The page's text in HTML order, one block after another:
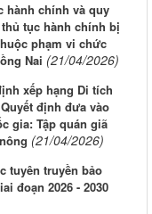
hành chính và quy
tục hành chính bị
phạm vi chức
Nai (21/04/2026)
xếp hạng Di tích
định đưa vào
gia: Tập quán giã
(21/04/2026)
tuyên truyền bảo
đoạn 2026 - 2030